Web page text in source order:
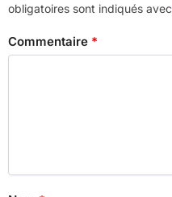
obligatoires sont indiqués avec
Commentaire *